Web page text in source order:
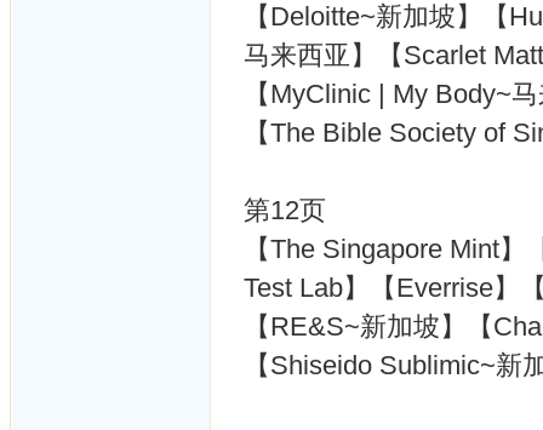
【Deloitte~新加坡】【
马来西亚】【Scarlet
【MyClinic | My Body~
【The Bible Society of
第12页
【The Singapore Mint
Test Lab】【Everrise】
【RE&S~新加坡】【
【Shiseido Sublimic~新